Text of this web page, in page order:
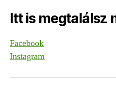
Itt is megtalálsz
Facebook
Instagram